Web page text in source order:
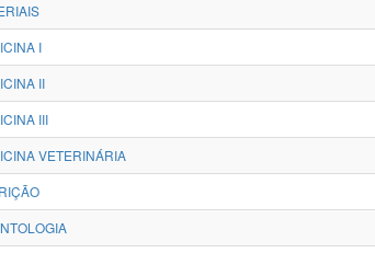
I
II
III
VETERINÁRIA